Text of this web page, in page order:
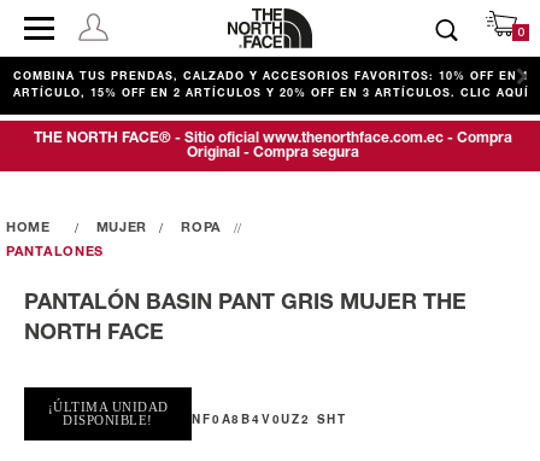
0
COMBINA TUS PRENDAS, CALZADO Y ACCESORIOS FAVORITOS: 10% OFF EN 1
ARTÍCULO, 15% OFF EN 2 ARTÍCULOS Y 20% OFF EN 3 ARTÍCULOS. CLIC AQUÍ
THE NORTH FACE® - Sitio oficial www.thenorthface.com.ec - Compra
Original - Compra segura
MUJER
ROPA
PANTALONES
PANTALÓN BASIN PANT GRIS MUJER THE
NORTH FACE
¡ÚLTIMA UNIDAD
DISPONIBLE!
NF0A8B4V0UZ2 SHT